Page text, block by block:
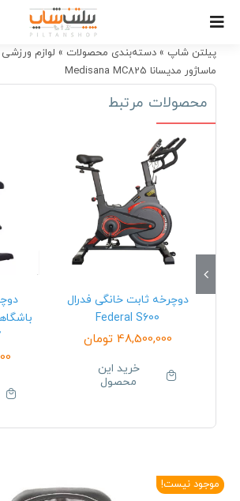
contentپیلتن شاپ » دسته‌بندی محصولات » لوازم ورزشی
ماساژور مدیسانا Medisana MC825
محصولات مرتبط
دوچرخه ثابت خانگی فدرال
Federal S600
48,500,000 تومان
خرید این
محصول
موجود نیست!